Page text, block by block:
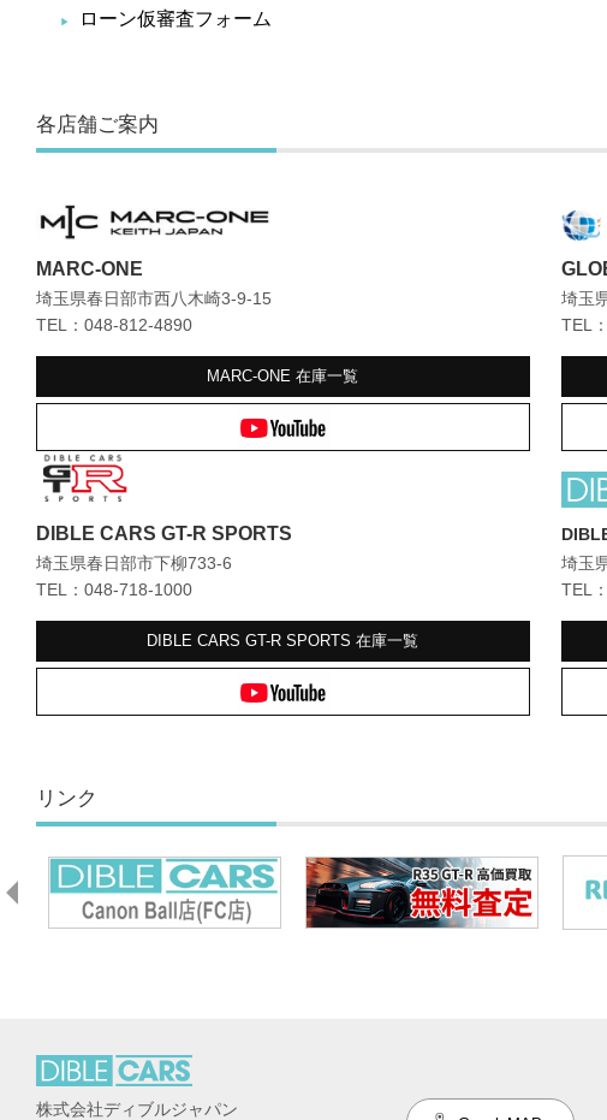
ローン仮審査フォーム
各店舗ご案内
MARC-ONE
埼玉県春日部市西八木崎3-9-15
TEL：048-812-4890
MARC-ONE在庫一覧
埼玉
TEL
DIBLE CARS GT-R SPORTS
埼玉県春日部市下柳733-6
TEL：048-718-1000
DIBLE CARS GT-R SPORTS在庫一覧
埼玉
TEL
リンク
株式会社ディブルジャパン